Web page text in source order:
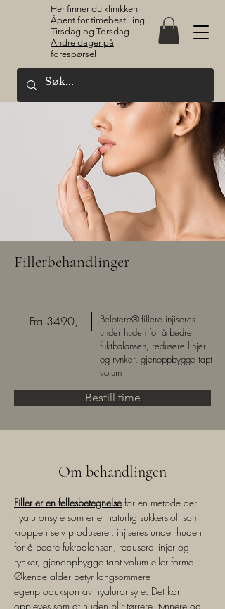
Her finner du klinikken
Åpent for timebestilling
Tirsdag og Torsdag
Andre dager på
forespørsel
Fillerbehandlinger
Fra 3490,-
Belotero® fillere injiseres
under huden for å bedre
fuktbalansen, redusere linjer
og rynker, gjenoppbygge tapt
volum
Bestill time
Om behandlingen
Filler er en fellesbetegnelse for en metode der
hyaluronsyre som er et naturlig sukkerstoff som
kroppen selv produserer, injiseres under huden
for å bedre fuktbalansen, redusere linjer og
rynker, gjenoppbygge tapt volum eller forme.
Økende alder betyr langsommere
egenproduksjon av hyaluronsyre. Det kan
oppleves som at huden blir tørrere, tynnere og